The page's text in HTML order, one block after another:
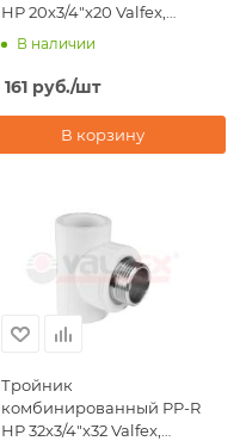
НР 20х3/4"х20 Valfex,
серый
В наличии
161 руб./шт
В корзину
Тройник
комбинированный PP-R
НР 32х3/4"х32 Valfex,